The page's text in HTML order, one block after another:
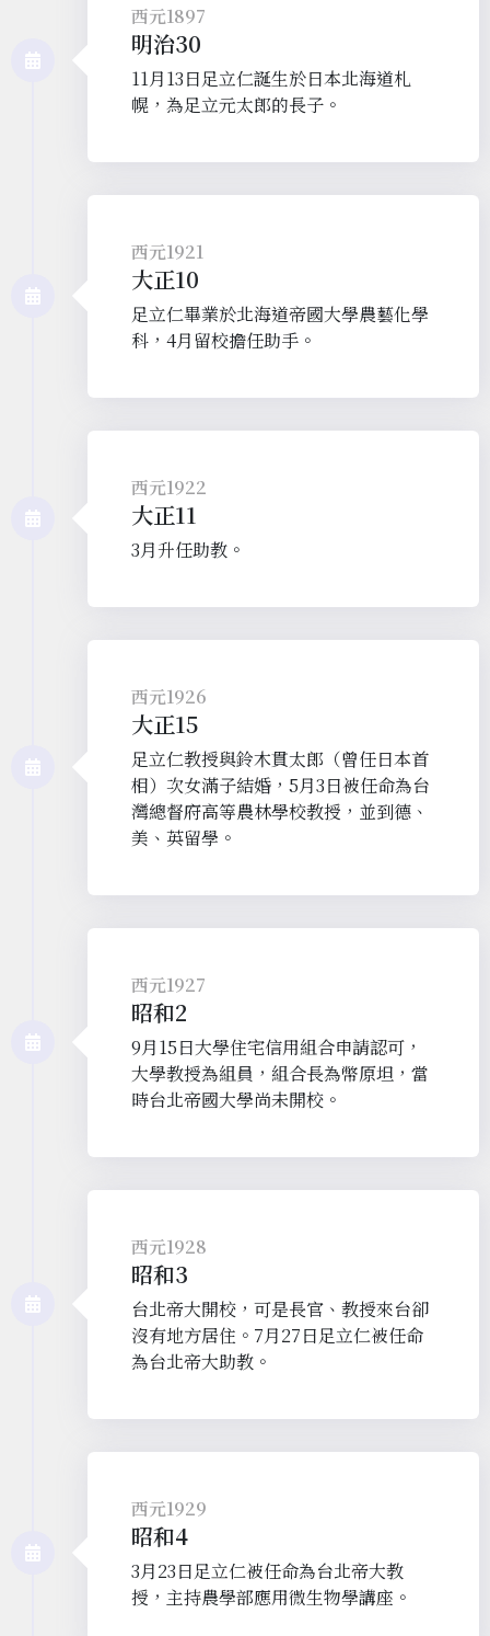
西元1897
明治30
11月13日足立仁誕生於日本北海道札
幌，為足立元太郎的長子。
西元1921
大正10
足立仁畢業於北海道帝國大學農藝化學
科，4月留校擔任助手。
西元1922
大正11
3月升任助教。
西元1926
大正15
足立仁教授與鈴木貫太郎（曾任日本首
相）次女滿子結婚，5月3日被任命為台
灣總督府高等農林學校教授，並到德、
美、英留學。
西元1927
昭和2
9月15日大學住宅信用組合申請認可，
大學教授為組員，組合長為幣原坦，當
時台北帝國大學尚未開校。
西元1928
昭和3
台北帝大開校，可是長官、教授來台卻
沒有地方居住。7月27日足立仁被任命
為台北帝大助教。
西元1929
昭和4
3月23日足立仁被任命為台北帝大教
授，主持農學部應用微生物學講座。